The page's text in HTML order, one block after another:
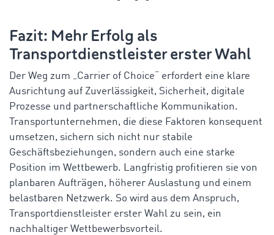
Fazit: Mehr Erfolg als
TransportdienstleisterersterWahl
Der Weg zum „Carrier of Choice erfordert eine klare
Ausrichtung auf Zuverlässigkeit, Sicherheit, digitale
Prozesse und partnerschaftliche Kommunikation.
Transportunternehmen, die diese Faktoren konsequent
umsetzen, sichern sich nicht nur stabile
Geschäftsbeziehungen, sondern auch eine starke
Position im Wettbewerb. Langfristig profitieren sie von
planbaren Aufträgen, höherer Auslastung und einem
belastbaren Netzwerk. So wird aus dem Anspruch,
Transportdienstleister erster Wahl zu sein, ein
nachhaltiger Wettbewerbsvorteil.